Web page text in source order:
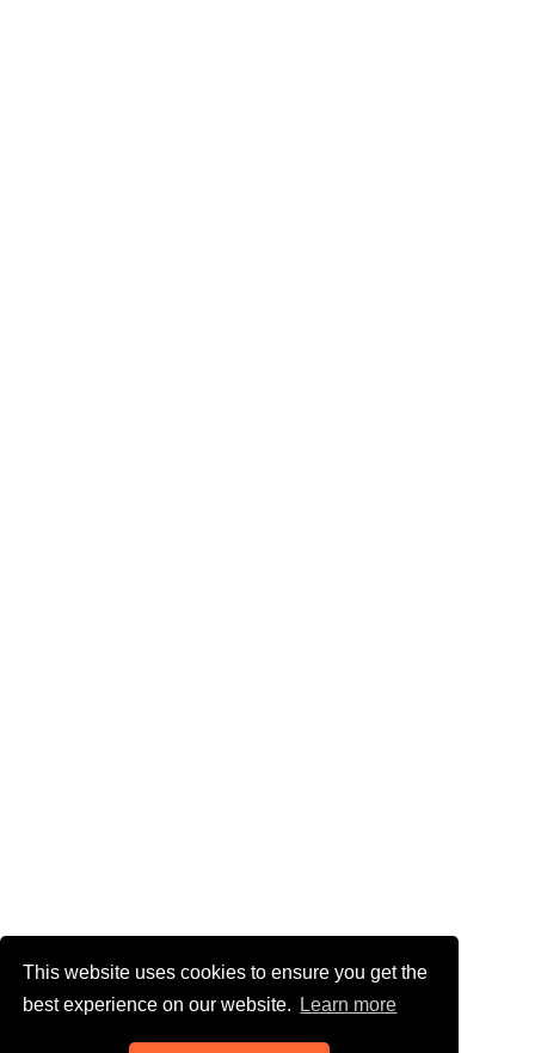
This website uses cookies to ensure you get the
best experience on our website.
Learn more